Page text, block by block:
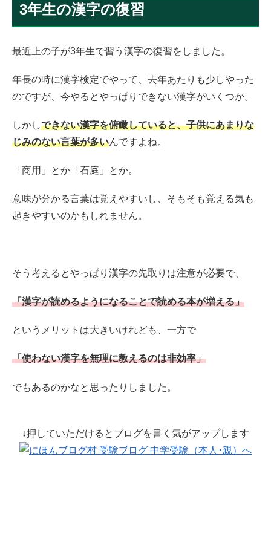
3年生の漢字の復習
最近上の子が3年生で習う漢字の復習をしました。
年長の時に漢字検定でやって、去年あたりも少しやった
のですが、今やるとやっぱりできない漢字がいくつか。
しかしできない漢字を俯瞰していると、子供にあまりな
じみのない言葉が多いんですよね。
「商用」とか「石庭」とか。
意味が分かる言葉は覚えやすいし、そもそも覚える気も
起きやすいのかもしれません。
そう考えるとやっぱり漢字の先取りは注意が必要で、
「漢字が読めるようになることで読める本が増える」
というメリットは大きいけれども、一方で
「使わない漢字を無理に教えるのは非効率」
でもあるのかなと思ったりしました。
↓押していただけるとブログを書く気がアップします